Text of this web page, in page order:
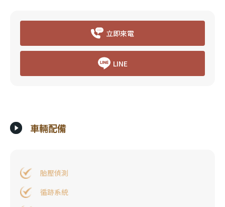
立即來電
LINE
車輛配備
胎壓偵測
循跡系統